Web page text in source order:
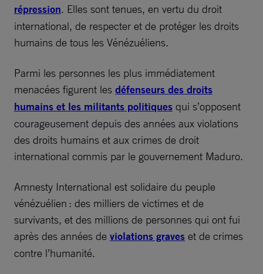
répression. Elles sont tenues, en vertu du droit
international, de respecter et de protéger les droits
humains de tous les Vénézuéliens.
Parmi les personnes les plus immédiatement
menacées figurent les défenseurs des droits
humains et les militants politiques qui s’opposent
courageusement depuis des années aux violations
des droits humains et aux crimes de droit
international commis par le gouvernement Maduro.
Amnesty International est solidaire du peuple
vénézuélien : des milliers de victimes et de
survivants, et des millions de personnes qui ont fui
après des années de violations graves et de crimes
contre l’humanité.